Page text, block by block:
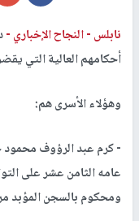
نابلس -النجاح الإخباري -
أحكامهم العالية التي
وهؤلاء الأسرى هم:
ومحكوم بالسجن المؤبد مرتين